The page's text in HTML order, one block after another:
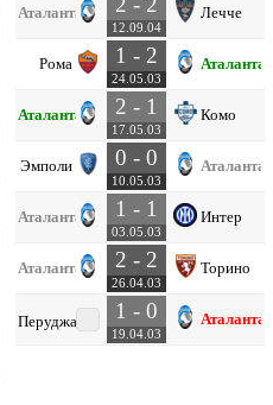
Аталанта
12.09.04
Лечче
Рома 1 - 2
24.05.03
Аталанта
Аталанта 2 - 1
17.05.03
Комо
Эмполи 0 - 0
10.05.03
Аталанта
Аталанта 1 - 1
03.05.03
Интер
Аталанта 2 - 2
26.04.03
Торино
Перуджа 1 - 0
19.04.03
Аталанта